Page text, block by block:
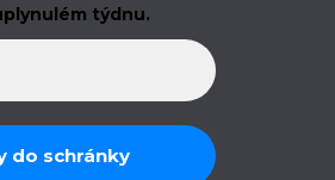
týdnu.